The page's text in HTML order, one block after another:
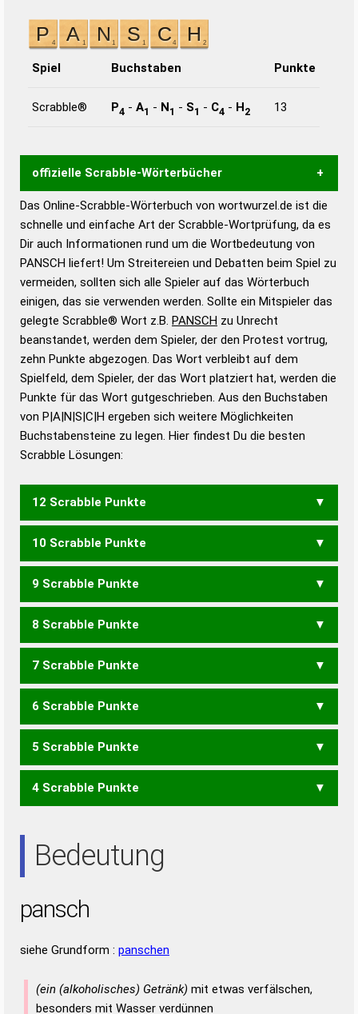
Spiel Buchstaben Punkte
Scrabble® P4 - A1 - N1 - S1 - C4 - H2 13
offizielle Scrabble-Wörterbücher
Wortwurzel liefert mit Hilfe eines semantischen
Wortanalyse-Algorithmus gute Anhaltspunkte zu
Wortbedeutung, Worttrennung und Wortform, um die
Gültigkeit eines Wortes für das Scrabble-Spiel zu
bestimmen!
zugelassene Turnier Scrabble-
Wörterbücher sind:
Duden – Standardwerk in 12 Bänden
Duden – Richtiges und gutes
Deutsch
Duden – Die deutsche Grammatik
Duden – Deutsches
Das Online-Scrabble-Wörterbuch von wortwurzel.de ist die
schnelle und einfache Art der Scrabble-Wortprüfung, da es
Dir auch Informationen rund um die Wortbedeutung von
PANSCH liefert! Um Streitereien und Debatten beim Spiel zu
vermeiden, sollten sich alle Spieler auf das Wörterbuch
einigen, das sie verwenden werden. Sollte ein Mitspieler das
gelegte Scrabble® Wort z.B. PANSCH zu Unrecht
beanstandet, werden dem Spieler, der den Protest vortrug,
zehn Punkte abgezogen. Das Wort verbleibt auf dem
Spielfeld, dem Spieler, der das Wort platziert hat, werden die
Punkte für das Wort gutgeschrieben. Aus den Buchstaben
von P|A|N|S|C|H ergeben sich weitere Möglichkeiten
Buchstabensteine zu legen. Hier findest Du die besten
Scrabble Lösungen:
12 Scrabble Punkte
PASCH
10 Scrabble Punkte
CAPS
9 Scrabble Punkte
CAP PCS CHANS NASCH
8 Scrabble Punkte
ACHS ASCH CASH CHAN
7 Scrabble Punkte
ACH PAH SCAN SPAN
6 Scrabble Punkte
ANC PAS SPA
5 Scrabble Punkte
AHNS HANS SAHN
4 Scrabble Punkte
Bedeutung
pansch
siehe Grundform : panschen
(ein (alkoholisches) Getränk) mit etwas verfälschen,
besonders mit Wasser verdünnen